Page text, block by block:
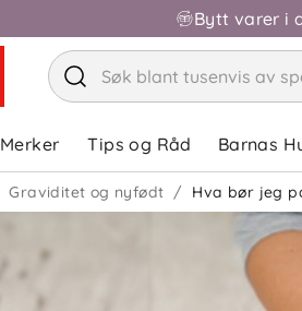
Bytt varer i
Merker Tips og Råd Barnas
Graviditet og nyfødt Hva bør jeg